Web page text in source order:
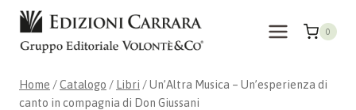
Salta
contenuto
0
Home /Catalogo / Libri /Un’Altra Musica – Un’esperienza di
canto in compagnia di Don Giussani